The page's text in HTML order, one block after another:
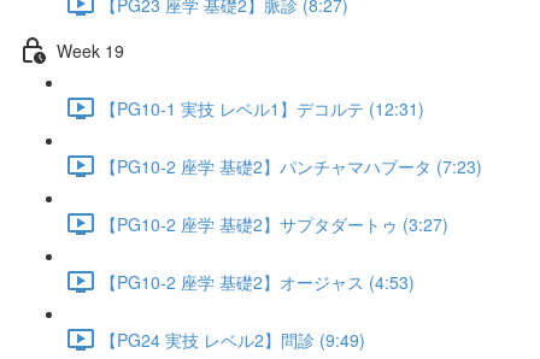
Week 19
【PG10-1 実技 レベル1】デコルテ (12:31)
【PG10-2 座学 基礎2】パンチャマハブータ (7:23)
【PG10-2 座学 基礎2】サプタダートゥ (3:27)
【PG10-2 座学 基礎2】オージャス (4:53)
【PG24 実技 レベル2】問診 (9:49)